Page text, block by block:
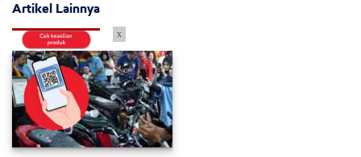
Artikel Lainnya
x